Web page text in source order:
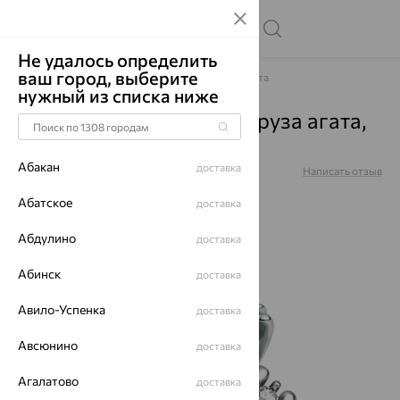
Главная Каталог Кольца Агат/друза агата
Кольцо, серебро, агат/друза агата,
01-5718/00АГ-00
Артикул: Написать отзыв
Не удалось определить
ваш город, выберите
нужный из списка ниже
Абакан доставка
Абатское доставка
Абдулино доставка
Абинск доставка
Авило-Успенка доставка
Авсюнино доставка
Агалатово доставка